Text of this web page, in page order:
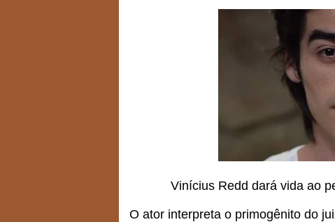
Vinícius Redd dará vida ao
O ator interpreta o primogênito do